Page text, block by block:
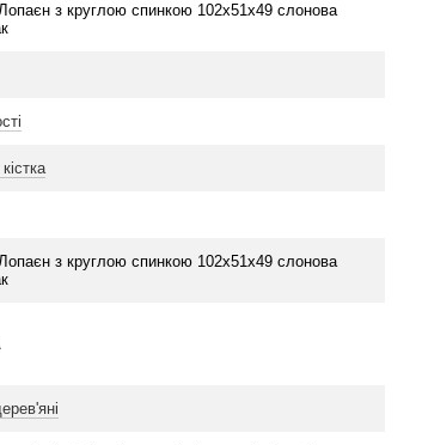
з круглою спинкою 102х51х49 слонова
з круглою спинкою 102х51х49 слонова